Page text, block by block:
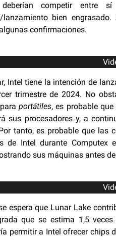
competir entre
lanzamiento bien
confirmaciones.
Intel tiene la intención de
trimestre de 2024. No
paraportátiles, es probable
sus procesadores y, a
tanto, es probable que las
de Intel durante
sus máquinas antes
espera que Lunar Lake
que se estima 1,5
permitir a Intel ofrecer chips